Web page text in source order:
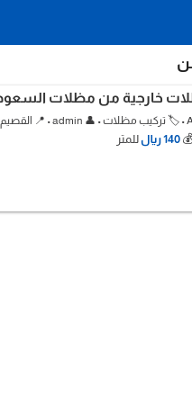
خارجية من مظلات
140 ريال للمتر